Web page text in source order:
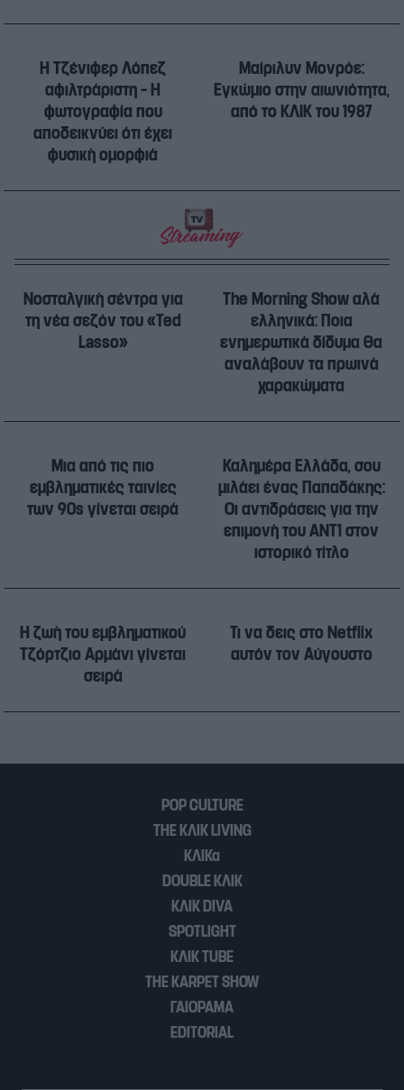
Η Τζένιφερ Λόπεζ
αφιλτράριστη – Η
φωτογραφία που
αποδεικνύει ότι έχει
φυσική ομορφιά
Μαίριλυν Μονρόε:
Εγκώμιο στην αιωνιότητα,
από το ΚΛΙΚ του 1987
Νοσταλγική σέντρα για
τη νέα σεζόν του «Ted
Lasso»
The Morning Show αλά
ελληνικά: Ποια
ενημερωτικά δίδυμα θα
αναλάβουν τα πρωινά
χαρακώματα
Μια από τις πιο
εμβληματικές ταινίες
των 90s γίνεται σειρά
Καλημέρα Ελλάδα, σου
μιλάει ένας Παπαδάκης:
Οι αντιδράσεις για την
επιμονή του ΑΝΤ1 στον
ιστορικό τίτλο
Η ζωή του εμβληματικού
Τζόρτζιο Αρμάνι γίνεται
σειρά
Τι να δεις στο Netflix
αυτόν τον Αύγουστο
POP CULTURE
THE ΚΛΙΚ LIVING
ΚΛΙΚα
DOUBLE ΚΛΙΚ
ΚΛΙΚ DIVA
SPOTLIGHT
ΚΛΙΚ TUBE
THE KARPET SHOW
ΓΑΙΟΡΑΜΑ
EDITORIAL